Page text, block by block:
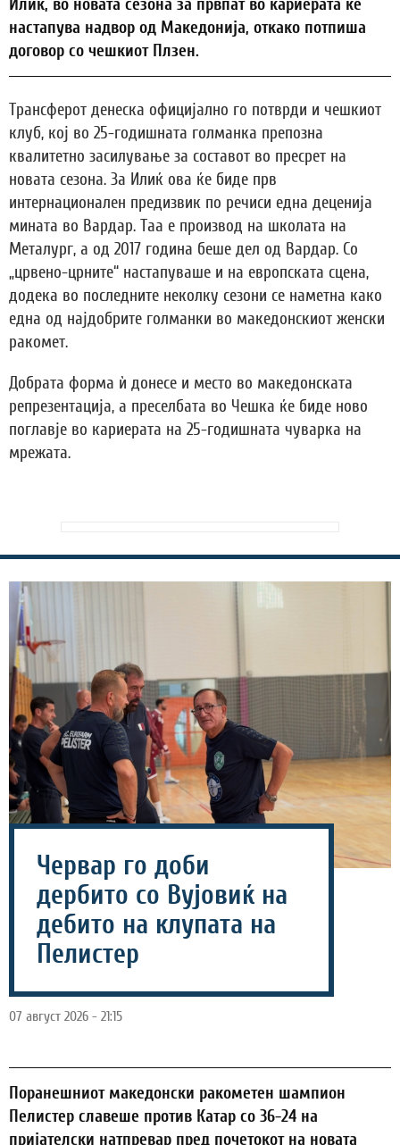
Илиќ, во новата сезона за првпат во кариерата ќе
настапува надвор од Македонија, откако потпиша
договор со чешкиот Плзен.
Трансферот денеска официјално го потврди и чешкиот
клуб, кој во 25-годишната голманка препозна
квалитетно засилување за составот во пресрет на
новата сезона. За Илиќ ова ќе биде прв
интернационален предизвик по речиси една деценија
мината во Вардар. Таа е производ на школата на
Металург, а од 2017 година беше дел од Вардар. Со
„црвено-црните“ настапуваше и на европската сцена,
додека во последните неколку сезони се наметна како
една од најдобрите голманки во македонскиот женски
ракомет.
Добрата форма ѝ донесе и место во македонската
репрезентација, а преселбата во Чешка ќе биде ново
поглавје во кариерата на 25-годишната чуварка на
мрежата.
Червар го доби
дербито со Вујовиќ на
дебито на клупата на
Пелистер
07 август 2026 - 21:15
Поранешниот македонски ракометен шампион
Пелистер славеше против Катар со 36-24 на
пријателски натпревар пред почетокот на новата